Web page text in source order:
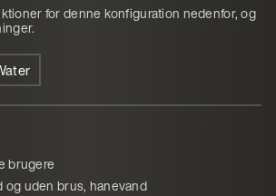
for denne konfiguration nedenfor, og
brugere
og uden brus, hanevand